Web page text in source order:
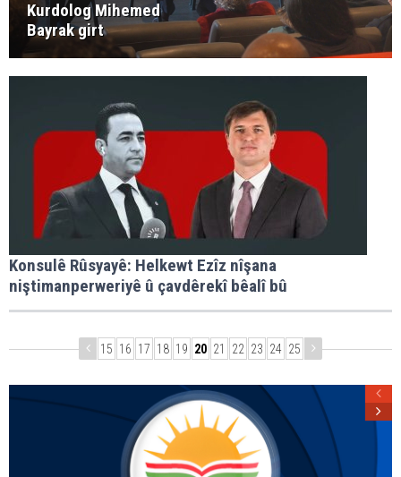
Kurdolog Mihemed
Bayrak girt
Konsulê Rûsyayê: Helkewt Ezîz nîşana
niştimanperweriyê û çavdêrekî bêalî bû
15 16 17 18 19 20 21 22 23 24 25